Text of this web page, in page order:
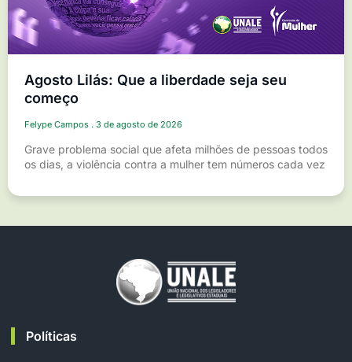
Agosto Lilás: Que a liberdade seja seu
começo
Felype Campos 3 de agosto de 2026
Grave problema social que afeta milhões de pessoas todos
os dias, a violência contra a mulher tem números cada vez
Políticas